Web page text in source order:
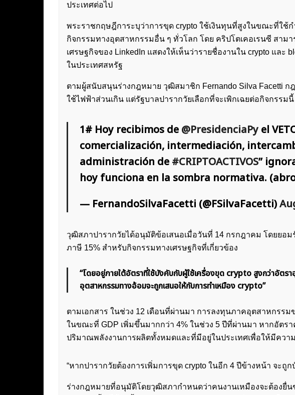
สำหรับ:
ประเทศต่อไป
พระราชกฤษฎีการะบุว่าการขุด crypto ใช้เงินทุนที่สูงในขณะที่ใช้
กิจกรรมทางอุตสาหกรรมอื่น ๆ ทั่วโลก โดย คริปโตเคอเรนซี สา
เศรษฐกิจของ LinkedIn แสดงให้เห็นว่ารายชื่องานใน crypto และ
ในประเทศสหรัฐ
ตามผู้สนับสนุนร่างกฎหมาย วุฒิสมาชิก Fernando Silva Facetti ก
ใช้ไฟฟ้าส่วนเกิน แต่รัฐบาลปารากวัยเลือกที่จะเพิกเฉยต่อกิจกรรมนี้
1# Hoy recibimos de @PresidenciaPy el
comercialización, intermediación,
administración de #CRIPTOACTIVOS”
hoy funciona en la sombra normativa.
— FernandoSilvaFacetti (@FSilvaFacetti)
วุฒิสภาปารากวัยได้อนุมัติข้อเสนอเมื่อวันที่ 14 กรกฎาคม โดยยอ
ภาษี 15% สำหรับกิจกรรมทางเศรษฐกิจที่เกี่ยวข้อง
“โดยอยู่ภายใต้อัตราที่ใช้บังคับกับผู้ใช้เครื่องขุด crypto สูงกว่าอัตรา
อุตสาหกรรมทางอ้อมจะถูกเสนอให้กับการทำเหมือง crypto”
ตามเอกสาร ในช่วง 12 เดือนที่ผ่านมา การลงทุนภาคอุตสาหกรรม
ในขณะที่ GDP เพิ่มขึ้นมากกว่า 4% ในช่วง 5 ปีที่ผ่านมา หากอัตร
ปริมาณพลังงานการผลิตทั้งหมดและที่มีอยู่ในประเทศเพื่อให้มีควา
“หากปารากวัยต้องการเพิ่มการขุด crypto ในอีก 4 ปีข้างหน้า จะถู
ร่างกฎหมายที่อนุมัติโดยวุฒิสภากำหนดว่าคนงานเหมืองจะต้องยื่